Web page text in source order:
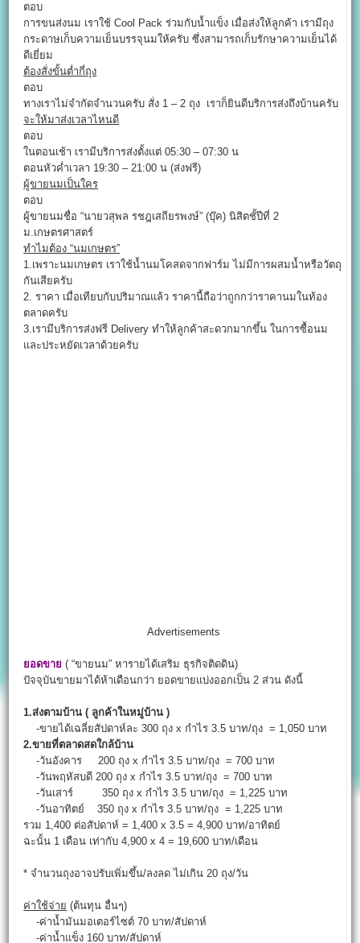
ตอบ
การขนส่งนม เราใช้ Cool Pack ร่วมกับน้ำแข็ง เมื่อส่งให้ลูกค้า เรามีถุง
กระดาษเก็บความเย็นบรรจุนมให้ครับ ซึ่งสามารถเก็บรักษาความเย็นได้
ดีเยี่ยม
ต้องสั่งขั้นต่ำกี่ถุง
ตอบ
ทางเราไม่จำกัดจำนวนครับ สั่ง 1 – 2 ถุง เราก็ยินดีบริการส่งถึงบ้านครับ
จะให้มาส่งเวลาไหนดี
ตอบ
ในตอนเช้า เรามีบริการส่งตั้งแต่ 05:30 – 07:30 น
ตอนหัวค่ำเวลา 19:30 – 21:00 น (ส่งฟรี)
ผู้ขายนมเป็นใคร
ตอบ
ผู้ขายนมชื่อ “นายวสุพล รชฎเสถียรพงษ์” (บุ๊ค) นิสิตชั้ปีที่ 2
ม.เกษตรศาสตร์
ทำไมต้อง “นมเกษตร”
1.เพราะนมเกษตร เราใช้น้ำนมโคสดจากฟาร์ม ไม่มีการผสมน้ำหรือวัตถุ
กันเสียครับ
2. ราคา เมื่อเทียบกับปริมาณแล้ว ราคานี้ถือว่าถูกกว่าราคานมในท้อง
ตลาดครับ
3.เรามีบริการส่งฟรี Delivery ทำให้ลูกค้าสะดวกมากขึ้น ในการซื้อนม
และประหยัดเวลาด้วยครับ
Advertisements
ยอดขาย ( “ขายนม” หารายได้เสริม ธุรกิจติดดิน)
ปัจจุบันขายมาได้ห้าเดือนกว่า ยอดขายแบ่งออกเป็น 2 ส่วน ดังนี้
1.ส่งตามบ้าน ( ลูกค้าในหมู่บ้าน )
-ขายได้เฉลี่ยสัปดาห์ละ 300 ถุง x กำไร 3.5 บาท/ถุง = 1,050 บาท
2.ขายที่ตลาดสดใกล้บ้าน
-วันอังคาร 200 ถุง x กำไร 3.5 บาท/ถุง = 700 บาท
-วันพฤหัสบดี 200 ถุง x กำไร 3.5 บาท/ถุง = 700 บาท
-วันเสาร์ 350 ถุง x กำไร 3.5 บาท/ถุง = 1,225 บาท
-วันอาทิตย์ 350 ถุง x กำไร 3.5 บาท/ถุง = 1,225 บาท
รวม 1,400 ต่อสัปดาห์ = 1,400 x 3.5 = 4,900 บาท/อาทิตย์
ฉะนั้น 1 เดือน เท่ากับ 4,900 x 4 = 19,600 บาท/เดือน
* จำนวนถุงอาจปรับเพิ่มขึ้น/ลงลด ไม่เกิน 20 ถุง/วัน
ค่าใช้จ่าย (ต้นทุน อื่นๆ)
-ค่าน้ำมันมอเตอร์ไซต์ 70 บาท/สัปดาห์
-ค่าน้ำแข็ง 160 บาท/สัปดาห์